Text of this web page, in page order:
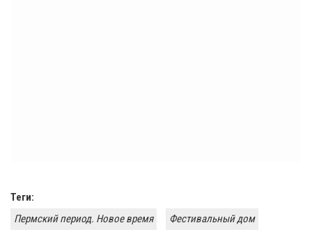
Теги:
Пермский период. Новое время
Фестивальный дом